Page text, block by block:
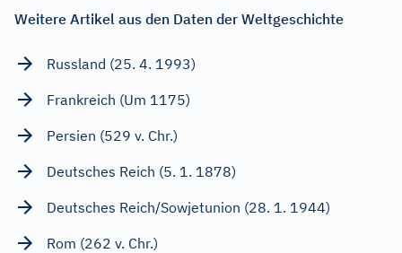
Weitere Artikel aus den Daten der Weltgeschichte
Russland (25. 4. 1993)
Frankreich (Um 1175)
Persien (529 v. Chr.)
Deutsches Reich (5. 1. 1878)
Deutsches Reich/Sowjetunion (28. 1. 1944)
Rom (262 v. Chr.)